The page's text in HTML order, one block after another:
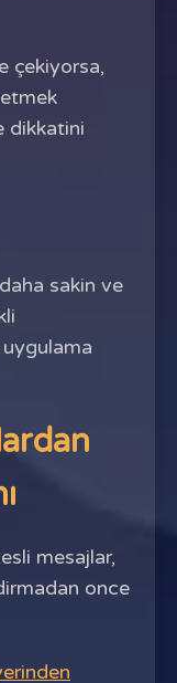
çekiyorsa,
etmek
dikkatini
sakin ve
mesajlar,
once